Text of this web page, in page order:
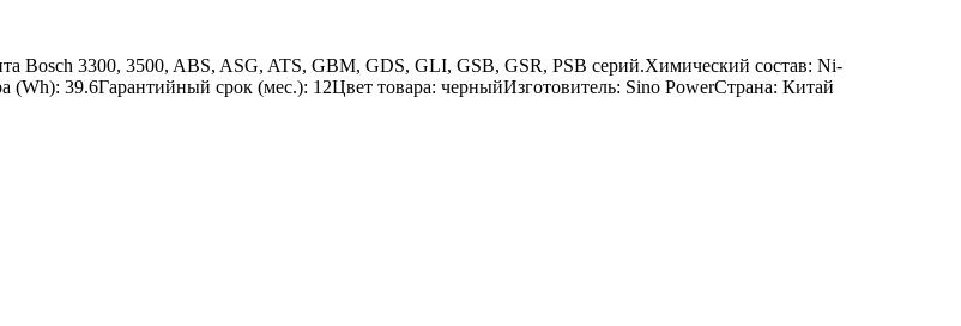
Bosch 3300, 3500, ABS, ASG, ATS, GBM, GDS, GLI, GSB, GSR, PSB серий.Химический состав: Ni-
39.6Гарантийный срок (мес.): 12Цвет товара: черныйИзготовитель: Sino PowerСтрана: Китай